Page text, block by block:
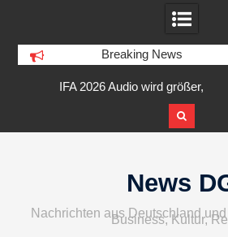
Breaking News
IFA 2026 Audio wird größer,
internationaler und vielfältiger
News
Nachrichten aus Deutschland
Business, Kultur,